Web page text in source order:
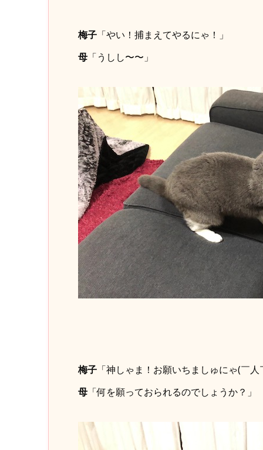
梅子「やい！捕まえてやるにゃ！」
母「うしし〜〜」
梅子「神しゃま！お願いちましゅにゃ(￣人
母「何を願っておられるのでしょうか？」